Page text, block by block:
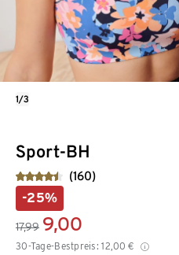
Sport-BH
(160)
-25%
17,99 9,00
30-Tage-Bestpreis: 12,00 €
1/3